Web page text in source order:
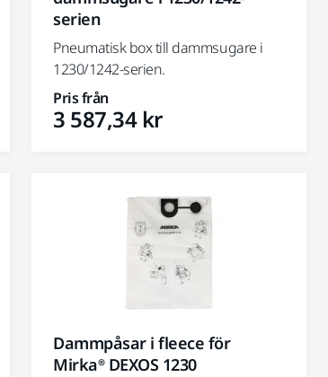
serien
Pneumatisk box till dammsugare i
1230/1242-serien.
Pris från
3 587,34 kr
Dammpåsar i fleece för
Mirka® DEXOS 1230